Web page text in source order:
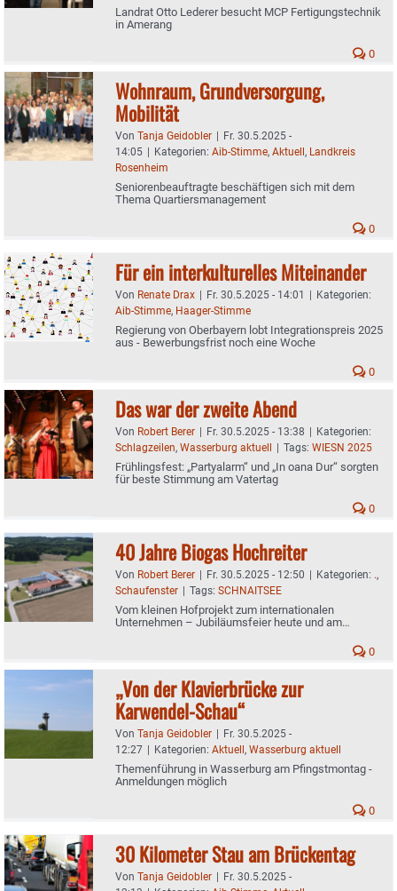
Landrat Otto Lederer besucht MCP Fertigungstechnik
in Amerang
0
Wohnraum, Grundversorgung,
Mobilität
Von Tanja Geidobler | Fr. 30.5.2025 -
14:05 | Kategorien: Aib-Stimme, Aktuell, Landkreis
Rosenheim
Seniorenbeauftragte beschäftigen sich mit dem
Thema Quartiersmanagement
0
Für ein interkulturelles Miteinander
Von Renate Drax | Fr. 30.5.2025 - 14:01 | Kategorien:
Aib-Stimme, Haager-Stimme
Regierung von Oberbayern lobt Integrationspreis 2025
aus - Bewerbungsfrist noch eine Woche
0
Das war der zweite Abend
Von Robert Berer | Fr. 30.5.2025 - 13:38 | Kategorien:
Schlagzeilen, Wasserburg aktuell | Tags: WIESN 2025
Frühlingsfest: „Partyalarm“ und „In oana Dur“ sorgten
für beste Stimmung am Vatertag
0
40 Jahre Biogas Hochreiter
Von Robert Berer | Fr. 30.5.2025 - 12:50 | Kategorien: .,
Schaufenster | Tags: SCHNAITSEE
Vom kleinen Hofprojekt zum internationalen
Unternehmen – Jubiläumsfeier heute und am
0
„Von der Klavierbrücke zur
Karwendel-Schau“
Von Tanja Geidobler | Fr. 30.5.2025 -
12:27 | Kategorien: Aktuell, Wasserburg aktuell
Themenführung in Wasserburg am Pfingstmontag -
Anmeldungen möglich
0
30 Kilometer Stau am Brückentag
Von Tanja Geidobler | Fr. 30.5.2025 -